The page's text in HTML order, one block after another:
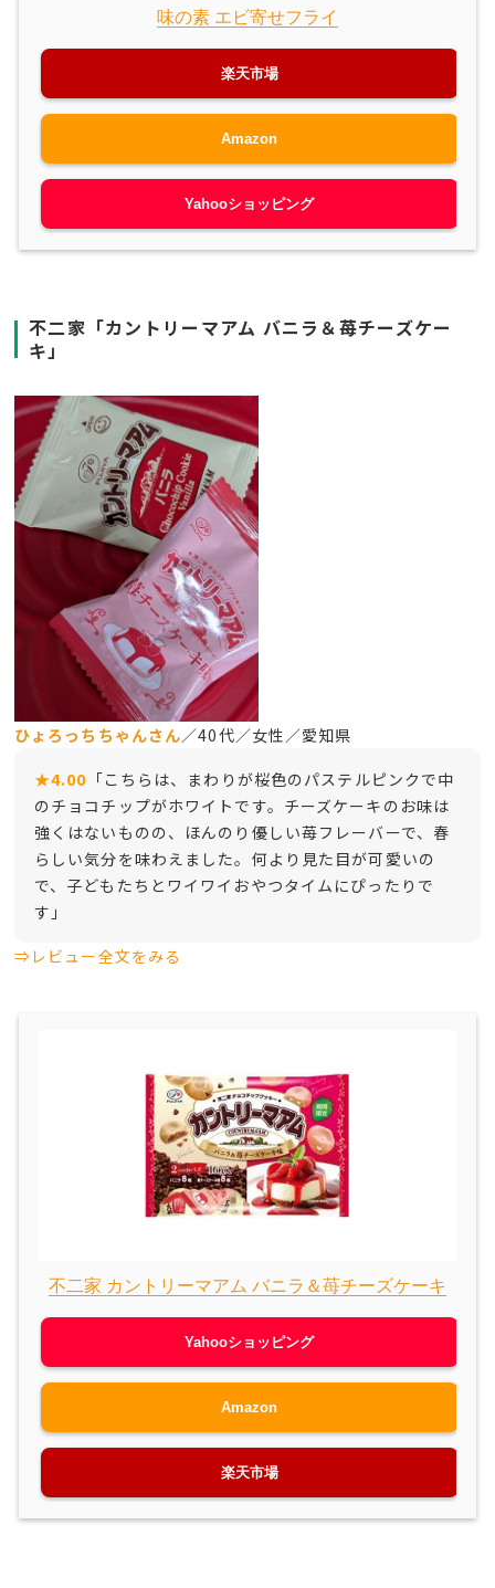
味の素 エビ寄せフライ
楽天市場
Amazon
Yahooショッピング
不二家「カントリーマアム バニラ＆苺チーズケー
キ」
ひょろっちちゃんさん／40代／女性／愛知県
★4.00 「こちらは、まわりが桜色のパステルピンクで中
のチョコチップがホワイトです。チーズケーキのお味は
強くはないものの、ほんのり優しい苺フレーバーで、春
らしい気分を味わえました。何より見た目が可愛いの
で、子どもたちとワイワイおやつタイムにぴったりで
す」
⇒レビュー全文をみる
不二家 カントリーマアム バニラ＆苺チーズケーキ
Yahooショッピング
Amazon
楽天市場